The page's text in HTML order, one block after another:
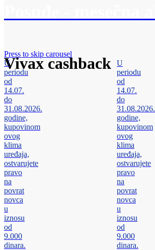
Vivax cashback
Press to skip carousel
U
periodu
od
14.07.
do
31.08.2026.
godine,
kupovinom
ovog
klima
uređaja,
ostvarujete
pravo
na
povrat
novca
u
iznosu
od
9.000
dinara.
U
periodu
od
14.07.
do
31.08.2026.
godine,
kupovinom
ovog
klima
uređaja,
ostvarujete
pravo
na
povrat
novca
u
iznosu
od
9.000
dinara.